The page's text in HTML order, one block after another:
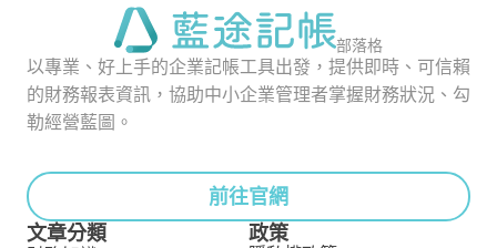
部落格
以專業、好上手的企業記帳工具出發，提供即時、可信賴
的財務報表資訊，協助中小企業管理者掌握財務狀況、勾
勒經營藍圖。
前往官網
文章分類
政策